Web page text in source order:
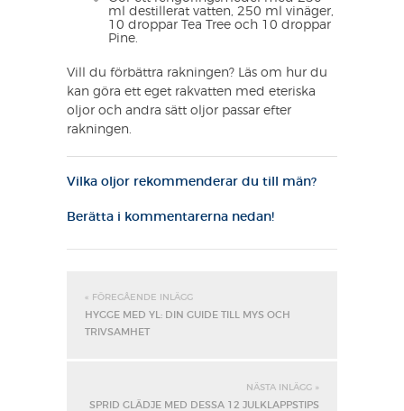
ml destillerat vatten, 250 ml vinäger,
10 droppar Tea Tree och 10 droppar
Pine.
Vill du förbättra rakningen? Läs om hur du
kan göra ett eget rakvatten med eteriska
oljor och andra sätt oljor passar efter
rakningen.
Vilka oljor rekommenderar du till män?
Berätta i kommentarerna nedan!
« FÖREGÅENDE INLÄGG
HYGGE MED YL: DIN GUIDE TILL MYS OCH
TRIVSAMHET
NÄSTA INLÄGG »
SPRID GLÄDJE MED DESSA 12 JULKLAPPSTIPS